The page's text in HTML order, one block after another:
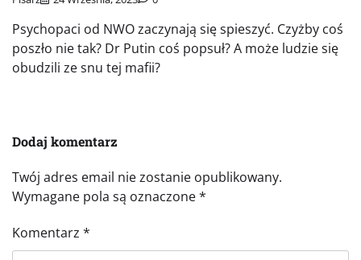
Psychopaci od NWO zaczynają się spieszyć. Czyżby coś
poszło nie tak? Dr Putin coś popsuł? A może ludzie się
obudzili ze snu tej mafii?
Dodaj komentarz
Twój adres email nie zostanie opublikowany.
Wymagane pola są oznaczone*
Komentarz *